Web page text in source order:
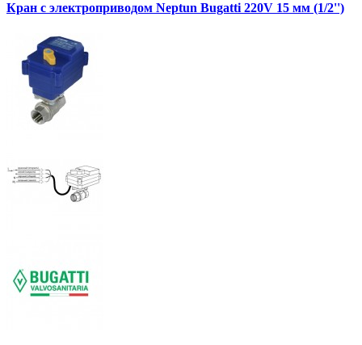
Кран с электроприводом Neptun Bugatti 220V 15 мм (1/2'')